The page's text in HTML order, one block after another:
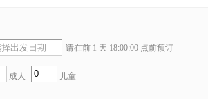
请在前 1 天 18:00:00 点前预订
成人 儿童